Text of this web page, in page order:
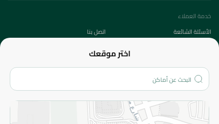
اختر موقعك
خدمة العملاء
الأسئلة الشائعة
اتصل بنا
من نحن؟
الفروع
المزيد
الاسترجاع
سياسة الاستخدام
سياسة الخصوصية